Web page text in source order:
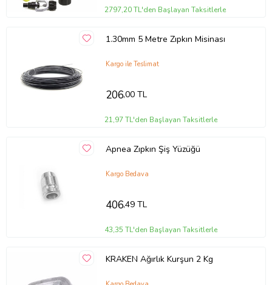
2797,20 TL'den Başlayan Taksitlerle
1.30mm 5 Metre Zıpkın Misinası
Kargo ile Teslimat
206,00 TL
21,97 TL'den Başlayan Taksitlerle
Apnea Zıpkın Şiş Yüzüğü
Kargo Bedava
406,49 TL
43,35 TL'den Başlayan Taksitlerle
KRAKEN Ağırlık Kurşun 2 Kg